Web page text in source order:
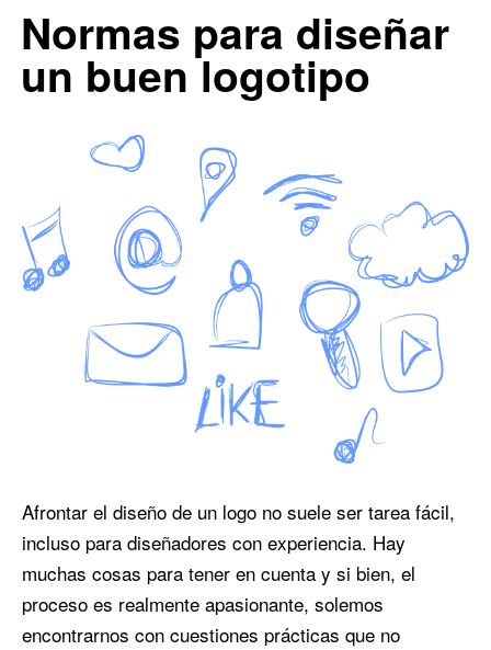
Normas para diseñar
un buen logotipo
Afrontar el diseño de un logo no suele ser tarea fácil,
incluso para diseñadores con experiencia. Hay
muchas cosas para tener en cuenta y si bien, el
proceso es realmente apasionante, solemos
encontrarnos con cuestiones prácticas que no